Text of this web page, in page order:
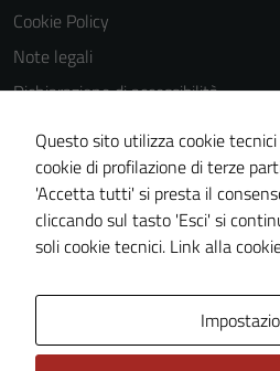
Cookie Policy
Note legali
Dichiarazione di accessibilità
Dichiarazione di accessibilità Servizi
Whistleblowing
Piano di miglioramento del sito
Area riservata
Questo sito utilizza cookie
cookie di profilazione di terze
'Accetta tutti' si presta il
cliccando sul tasto 'Esci' si
soli cookie tecnici. Link alla